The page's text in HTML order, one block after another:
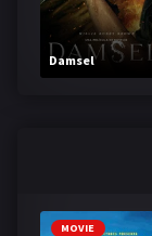
Damsel
MOVIE